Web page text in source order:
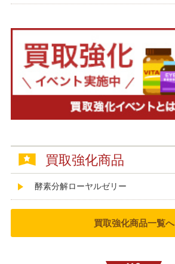
買取強化商品
酵素分解ローヤルゼリー
買取強化商品一覧へ